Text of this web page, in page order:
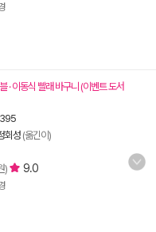
· 이동식 빨래 바구니 (이벤트 도서
395
회성 (옮긴이)
) 9.0